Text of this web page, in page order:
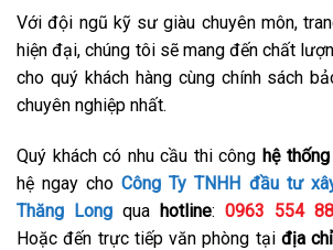
Với đội ngũ kỹ sư giàu chuyên môn,
hiện đại, chúng tôi sẽ mang đến chất
cho quý khách hàng cùng chính sách
chuyên nghiệp nhất.
Quý khách có nhu cầu thi cônghệ
hệ ngay choCông Ty TNHH đầu tư
Thăng Long qua hotline: 0963 554
Hoặc đến trực tiếp văn phòng tại địa chỉ